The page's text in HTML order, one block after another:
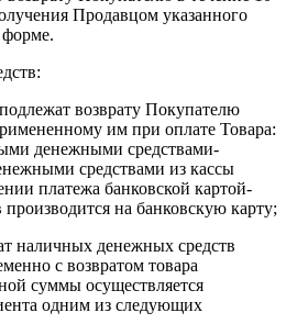
Продавцом указанного
возврату Покупателю
им при оплате Товара:
денежными средствами-
средствами из кассы
платежа банковской картой-
на банковскую карту;
наличных денежных средств
с возвратом товара
суммы осуществляется
одним из следующих